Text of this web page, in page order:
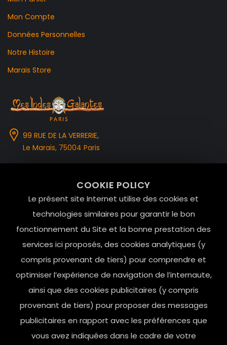
COOKIE POLICY
Le présent site Internet utilise des cookies et
technologies similaires pour garantir le bon
fonctionnement du Site et la bonne prestation des
services ici proposés, des cookies analytiques (y
compris provenant de tiers) pour comprendre et
optimiser l’expérience de navigation de l’internaute,
ainsi que des cookies publicitaires (y compris
provenant de tiers) pour proposer des messages
publicitaires en rapport avec les préférences que
vous avez indiquées dans le cadre de votre
Mon Compte
Données Personnelles
Notre Histoire
Marais Store
99 RUE DE LA VERRERIE,
Le Marais, 75004 Paris
Horaires d’ouverture: 11h - 19h30 Du lundi au dimanche